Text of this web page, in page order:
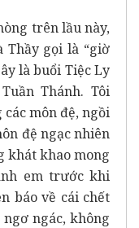
trên lầu này,
Thầy gọi là “giờ
là buổi Tiệc Ly
Thánh. Tôi
môn đệ, ngồi
đệ ngạc nhiên
khát khao mong
em trước khi
báo về cái chết
ngác, không